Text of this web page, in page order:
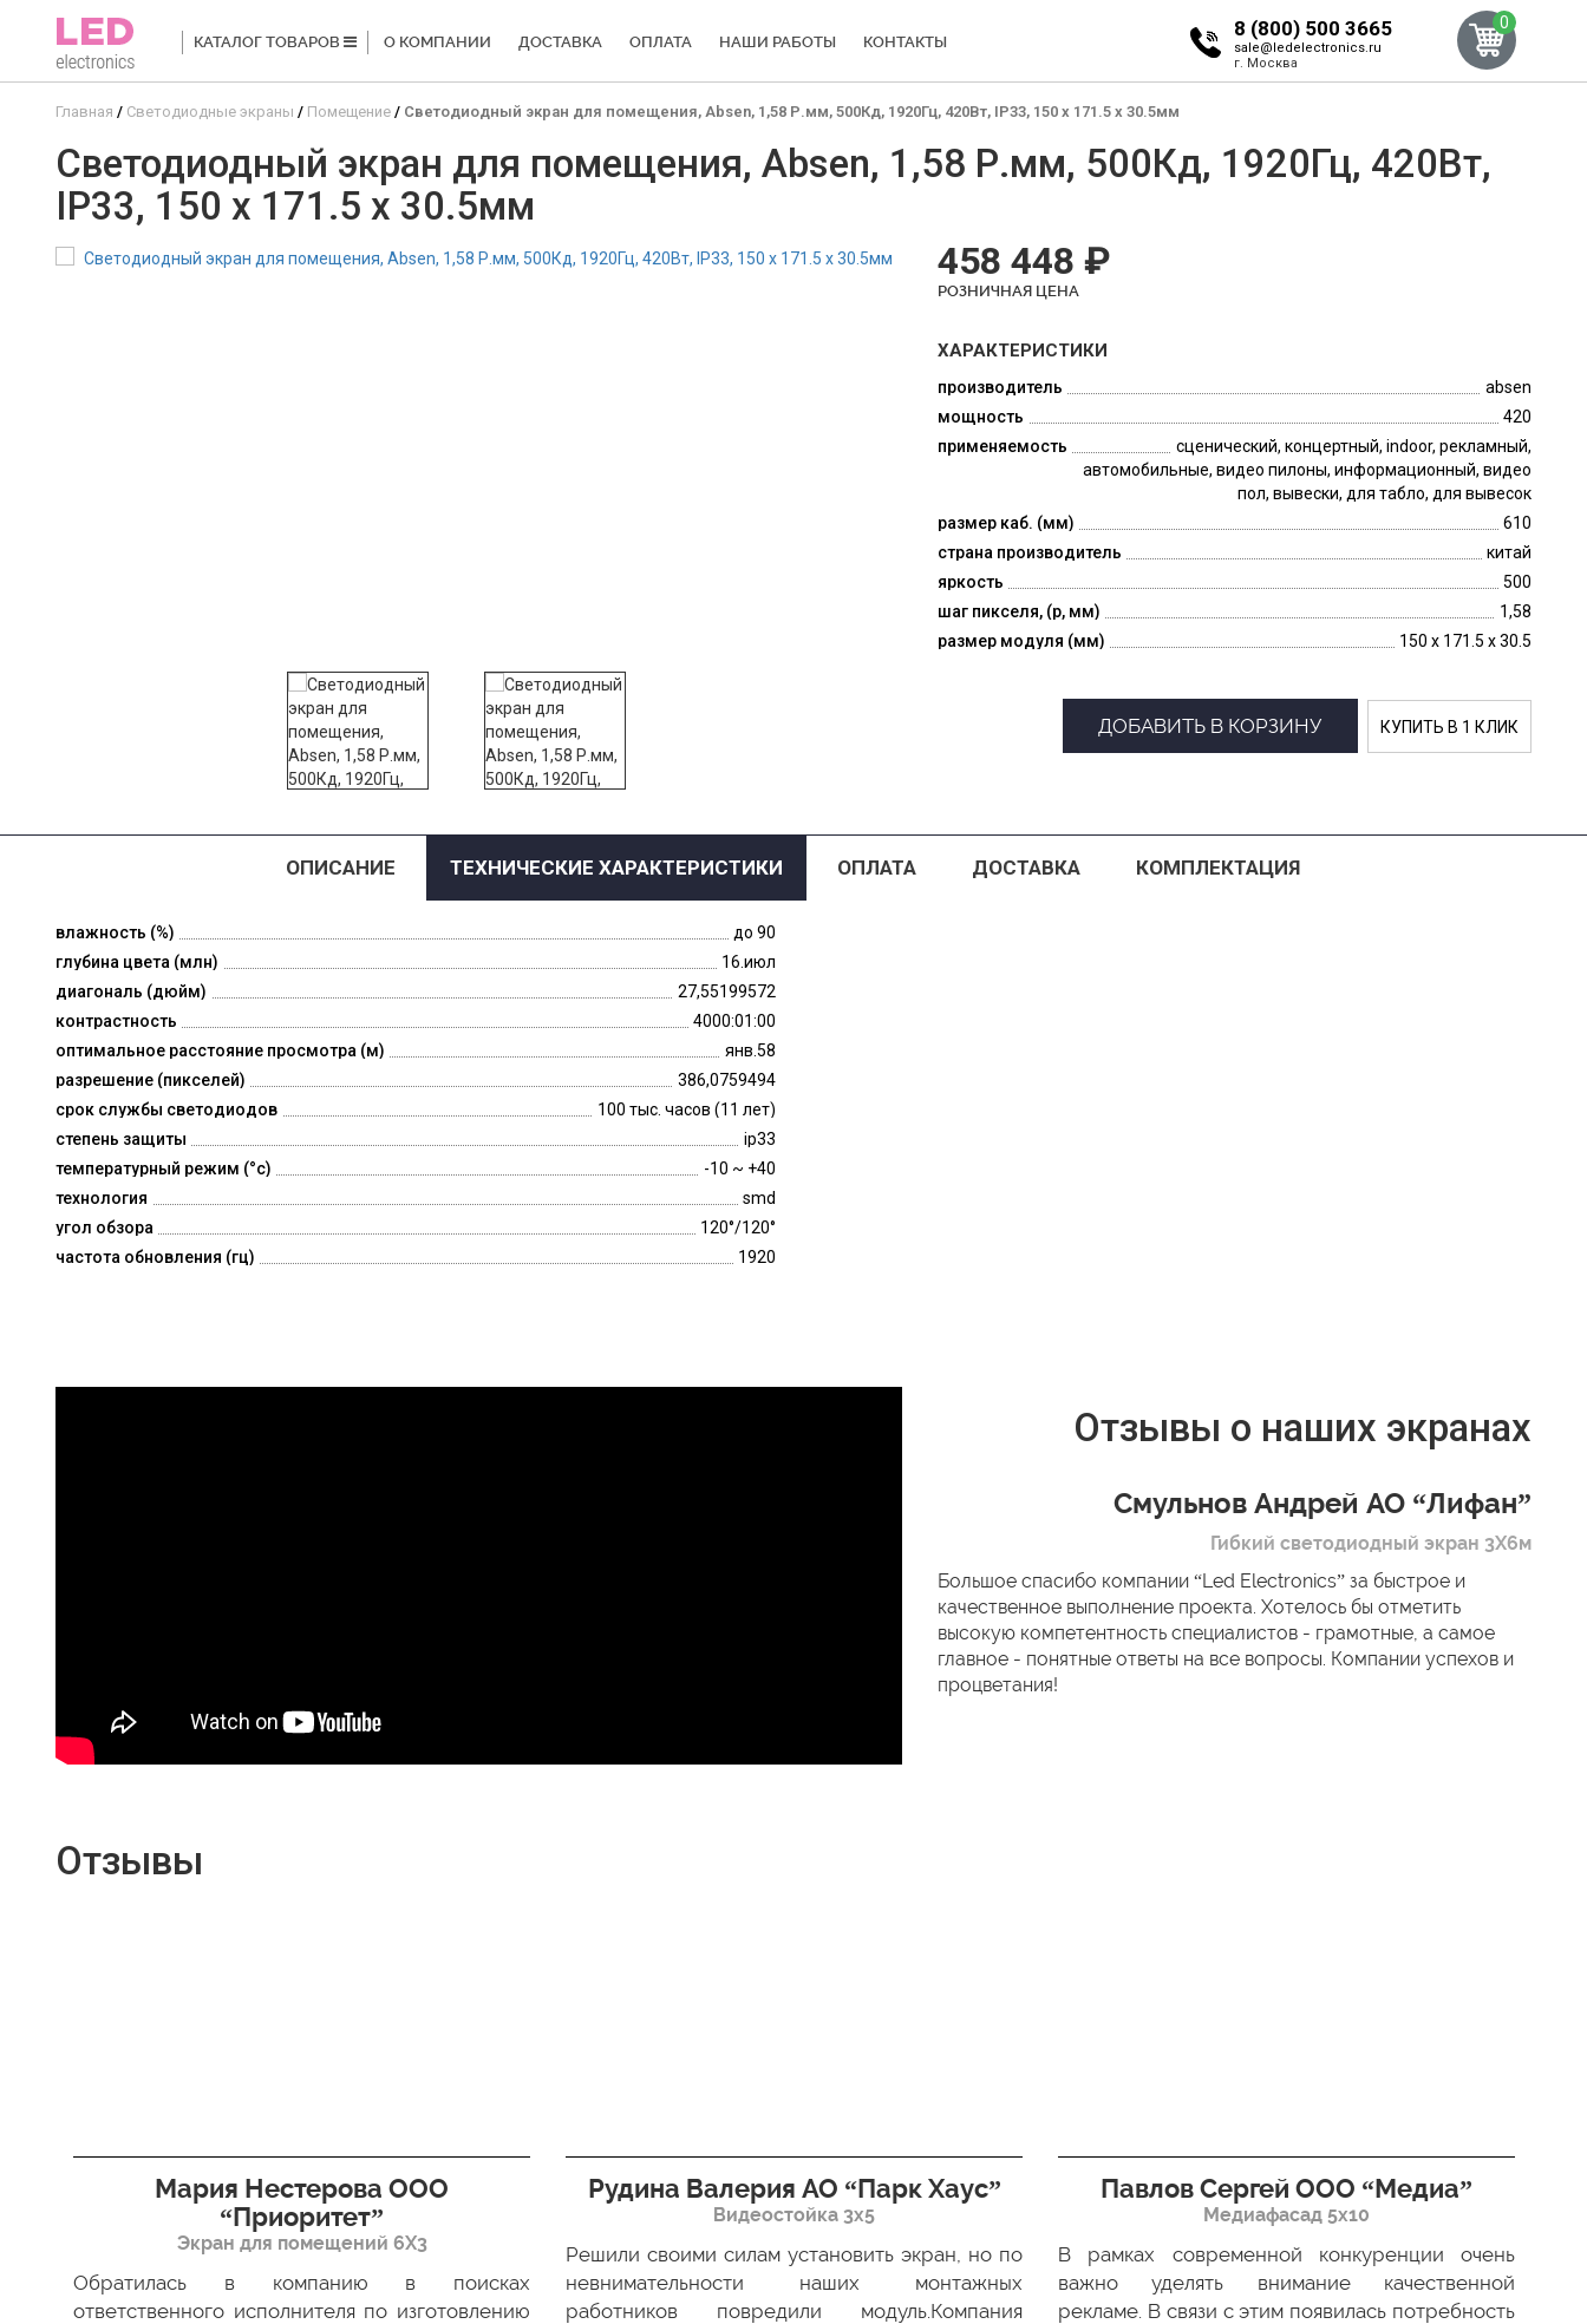
КАТАЛОГ ТОВАРОВ О КОМПАНИИ ДОСТАВКА ОПЛАТА НАШИ РАБОТЫ КОНТАКТЫ
8 (800) 500 3665
sale@ledelectronics.ru
г. Москва
0
Главная Светодиодные экраны Помещение Светодиодный экран для помещения, Absen, 1,58 Р.мм, 500Кд, 1920Гц, 420Вт, IP33, 150 x 171.5 x 30.5мм
Светодиодный экран для помещения, Absen, 1,58 Р.мм, 500Кд, 1920Гц, 420Вт,
IP33, 150 x 171.5 x 30.5мм
458 448 ₽
РОЗНИЧНАЯ ЦЕНА
ХАРАКТЕРИСТИКИ
производитель
absen
мощность
420
применяемость
сценический, концертный, indoor, рекламный,
автомобильные, видео пилоны, информационный, видео
пол, вывески, для табло, для вывесок
размер каб. (мм)
610
страна производитель
китай
яркость
500
шаг пикселя, (p, мм)
1,58
размер модуля (мм)
150 x 171.5 x 30.5
ДОБАВИТЬ В КОРЗИНУ КУПИТЬ В 1 КЛИК
ОПИСАНИЕ ТЕХНИЧЕСКИЕ ХАРАКТЕРИСТИКИ ОПЛАТА ДОСТАВКА КОМПЛЕКТАЦИЯ
влажность (%)
до 90
глубина цвета (млн)
16.июл
диагональ (дюйм)
27,55199572
контрастность
4000:01:00
оптимальное расстояние просмотра (м)
янв.58
разрешение (пикселей)
386,0759494
срок службы светодиодов
100 тыс. часов (11 лет)
степень защиты
ip33
температурный режим (°c)
-10 ~ +40
технология
smd
угол обзора
120°/120°
частота обновления (гц)
1920
Отзывы о наших экранах
Смульнов Андрей АО “Лифан”
Гибкий светодиодный экран 3Х6м
Большое спасибо компании “Led Electronics” за быстрое и
качественное выполнение проекта. Хотелось бы отметить
высокую компетентность специалистов - грамотные, а самое
главное - понятные ответы на все вопросы. Компании успехов и
процветания!
Отзывы
Мария Нестерова ООО
“Приоритет”
Экран для помещений 6Х3
Обратилась в компанию в поисках
ответственного исполнителя по изготовлению
Рудина Валерия АО “Парк Хаус”
Видеостойка 3х5
Решили своими силам установить экран, но по
невнимательности наших монтажных
работников повредили модуль.Компания
Павлов Сергей ООО “Медиа”
Медиафасад 5х10
В рамках современной конкуренции очень
важно уделять внимание качественной
рекламе. В связи с этим появилась потребность